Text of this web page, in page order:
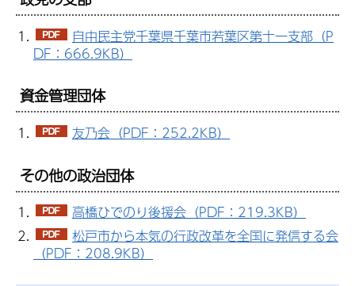
自由民主党千葉県千葉市若葉区第十一支部（P
DF：666.9KB）
資金管理団体
友乃会（PDF：252.2KB）
その他の政治団体
高橋ひでのり後援会（PDF：219.3KB）
松戸市から本気の行政改革を全国に発信する会
（PDF：208.9KB）